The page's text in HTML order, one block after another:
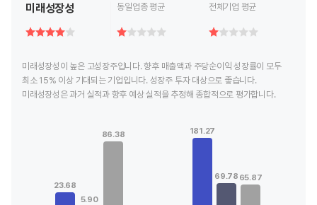
미래성장성 동일업종 평균 전체기업 평균
미래성장성이 높은 고성장주입니다. 향후 매출액과 주당순이익 성장률이 모두
최소 15% 이상 기대되는 기업입니다. 성장주 투자 대상으로 좋습니다.
미래성장성은 과거 실적과 향후 예상 실적을 추정해 종합적으로 평가합니다.
View as data table, Chart
23.68
5.90
86.38
Bar chart with 3 data series.
View as data table, Chart
181.27
69.78 65.87